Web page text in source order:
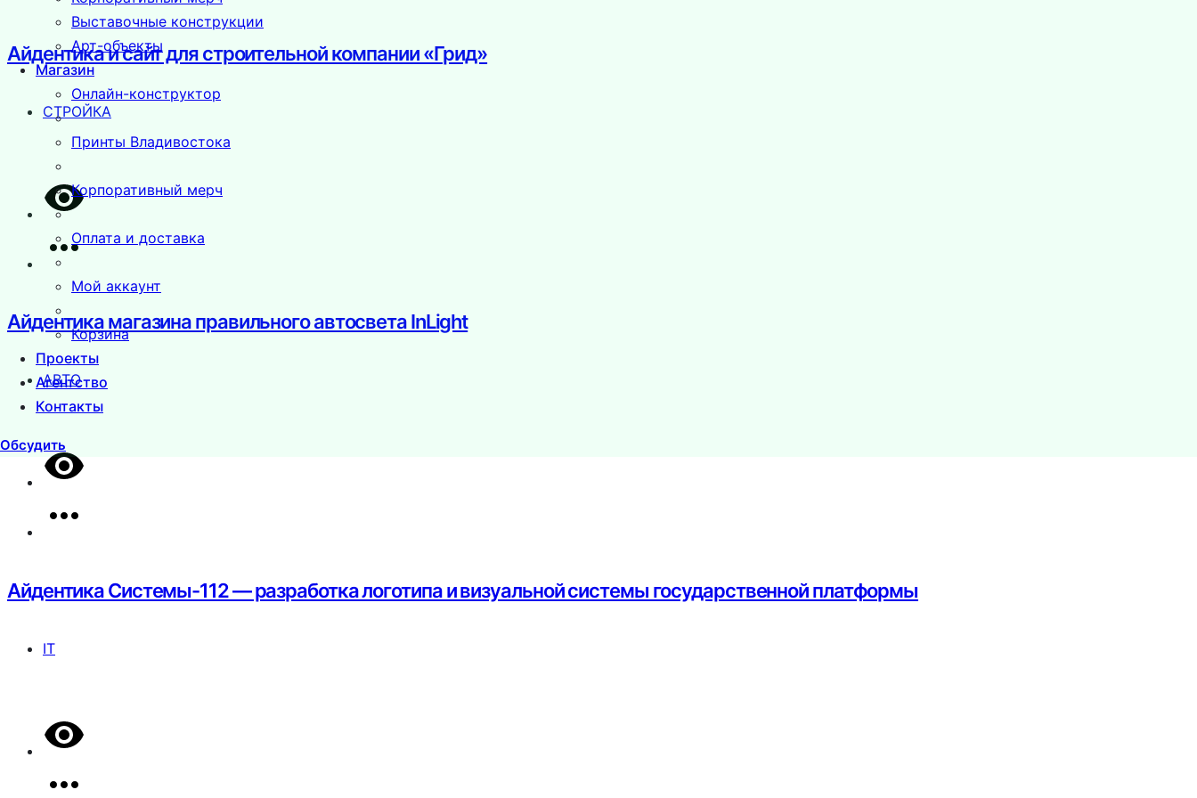
Выставочные конструкции
Арт-объекты
Магазин
Онлайн-конструктор
Принты Владивостока
Корпоративный мерч
Оплата и доставка
Мой аккаунт
Корзина
Проекты
Агентство
Контакты
Обсудить
Айдентика и сайт для строительной компании «Грид»
СТРОЙКА
Айдентика магазина правильного автосвета InLight
АВТО
Айдентика Системы-112 — разработка логотипа и визуальной системы государственной платформы
IT